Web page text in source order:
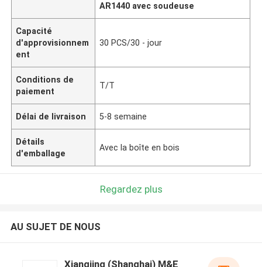
AR1440 avec soudeuse
Capacité
d'approvisionnem
ent
30 PCS/30 - jour
Conditions de
paiement
T/T
Délai de livraison 5-8 semaine
Détails
d'emballage
Avec la boîte en bois
Regardez plus
AU SUJET DE NOUS
Xiangjing (Shanghai) M&E